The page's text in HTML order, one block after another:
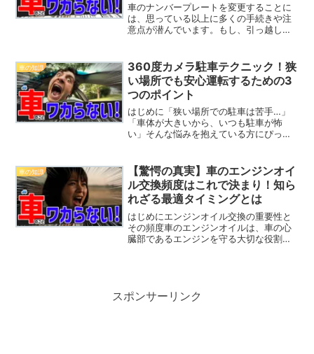
車のナンバープレートを変更することに
は、思っている以上に多くの手続きや注
意点が潜んでいます。もし、引っ越しや
使えるか？」という疑問に直面するかも
しれません。その悩み、今...
車の知識
360度カメラ駐車テクニック！狭
い場所でも安心運転するための3
つのポイント
はじめに「狭い場所での駐車は苦手…」
「車体が大きいから、いつも駐車が怖
い」そんな悩みを抱えている方にぴった
レスフリーに駐車できる方法がありま
す。これから紹介するテクニッ...
車の知識
【驚愕の真実】車のエンジンオイ
ル交換頻度はこれで決まり！知ら
れざる最適タイミングとは
はじめにエンジンオイル交換の重要性と
その頻度車のエンジンオイルは、車の心
臓部であるエンジンを守る大切な役割を
スポンサーリンク